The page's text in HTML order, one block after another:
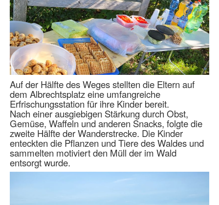
Auf der Hälfte des Weges stellten die Eltern auf
dem Albrechtsplatz eine umfangreiche
Erfrischungsstation für ihre Kinder bereit.
Nach einer ausgiebigen Stärkung durch Obst,
Gemüse, Waffeln und anderen Snacks, folgte die
zweite Hälfte der Wanderstrecke. Die Kinder
enteckten die Pflanzen und Tiere des Waldes und
sammelten motiviert den Müll der im Wald
entsorgt wurde.